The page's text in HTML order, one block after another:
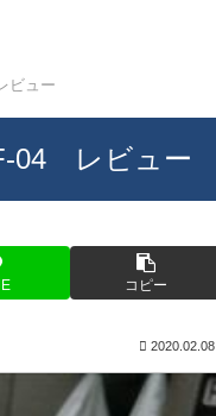
ビュー
04 レビュー
コピー
2020.02.08